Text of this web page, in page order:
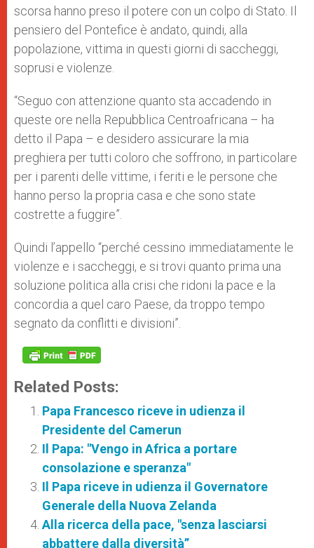
scorsa hanno preso il potere con un colpo di Stato. Il
pensiero del Pontefice è andato, quindi, alla
popolazione, vittima in questi giorni di saccheggi,
soprusi e violenze.
“Seguo con attenzione quanto sta accadendo in
queste ore nella Repubblica Centroafricana – ha
detto il Papa – e desidero assicurare la mia
preghiera per tutti coloro che soffrono, in particolare
per i parenti delle vittime, i feriti e le persone che
hanno perso la propria casa e che sono state
costrette a fuggire”.
Quindi l’appello “perché cessino immediatamente le
violenze e i saccheggi, e si trovi quanto prima una
soluzione politica alla crisi che ridoni la pace e la
concordia a quel caro Paese, da troppo tempo
segnato da conflitti e divisioni”.
Related Posts:
Papa Francesco riceve in udienza il
Presidente del Camerun
Il Papa: "Vengo in Africa a portare
consolazione e speranza"
Il Papa riceve in udienza il Governatore
Generale della Nuova Zelanda
Alla ricerca della pace, "senza lasciarsi
abbattere dalla diversità”